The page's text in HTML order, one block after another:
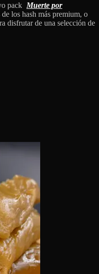
pack Muerte por
los hash más premium, o
disfrutar de una selección de